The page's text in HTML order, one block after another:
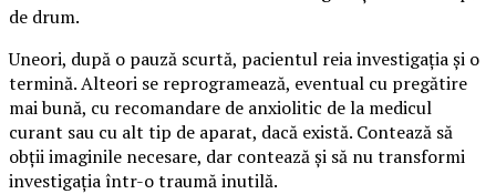
de drum.
Uneori, după o pauză scurtă, pacientul reia investigația și o
termină. Alteori se reprogramează, eventual cu pregătire
mai bună, cu recomandare de anxiolitic de la medicul
curant sau cu alt tip de aparat, dacă există. Contează să
obții imaginile necesare, dar contează și să nu transformi
investigația într-o traumă inutilă.